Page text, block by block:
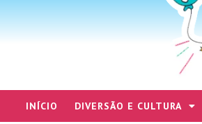
INÍCIO DIVERSÃO E CULTURA